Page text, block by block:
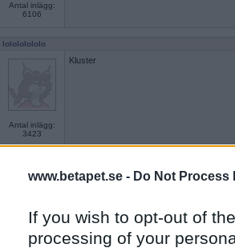
www.betapet.se - Do Not Process
If you wish to opt-out of
processing of your
Antal inlägg:
6106
lolololololo
Antal inlägg:
3423
Kluster
Kreatur